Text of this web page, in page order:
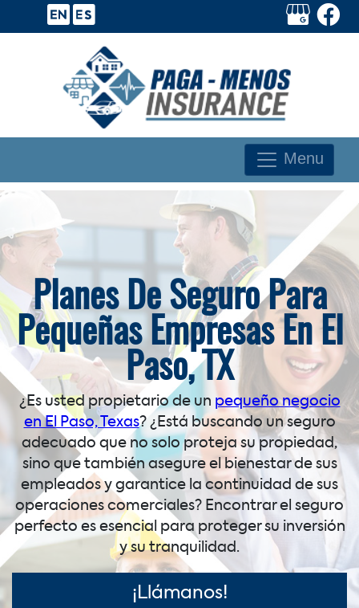
Menu
Planes De Seguro Para
Pequeñas Empresas En El
Paso, TX
¿Es usted propietario de un pequeño negocio
en El Paso, Texas? ¿Está buscando un seguro
adecuado que no solo proteja su propiedad,
sino que también asegure el bienestar de sus
empleados y garantice la continuidad de sus
operaciones comerciales? Encontrar el seguro
perfecto es esencial para proteger su inversión
y su tranquilidad.
¡Llámanos!